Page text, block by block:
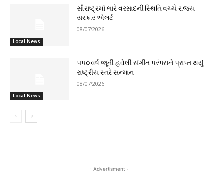
Local News
સૌરાષ્ટ્રમાં ભારે વરસાદની સ્થિતિ વચ્ચે રાજ્ય
સરકાર એલર્ટ
08/07/2026
Local News
૫૫૦ વર્ષ જૂની હવેલી સંગીત પરંપરાને પ્રાપ્ત થયું
રાષ્ટ્રીય સ્તરે સન્માન
08/07/2026
- Advertisment -